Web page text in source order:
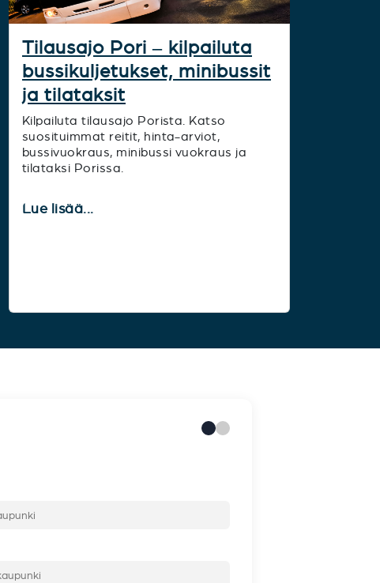
Tilausajo Pori – kilpailuta
bussikuljetukset, minibussit
ja tilataksit
Kilpailuta tilausajo Porista. Katso
suosituimmat reitit, hinta-arviot,
bussivuokraus, minibussi vuokraus ja
tilataksi Porissa.
Lue lisää...